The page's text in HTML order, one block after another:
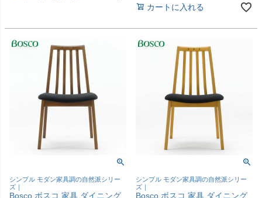
カートに入れる
シンプル モダン家具調の自然派シリー
ズ｜
Bosco ボスコ 家具 ダイニング
シンプル モダン家具調の自然派シリー
ズ｜
Bosco ボスコ 家具 ダイニング